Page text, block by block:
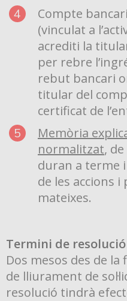
Compte
(vinculat a
acrediti la
per rebre
rebut bancari
titular del
certificat de
Memòria
normalitzat,
duran a terme
de les accions
mateixes.
Termini de resolució
Dos mesos des de
de lliurament de
resolució tindrà